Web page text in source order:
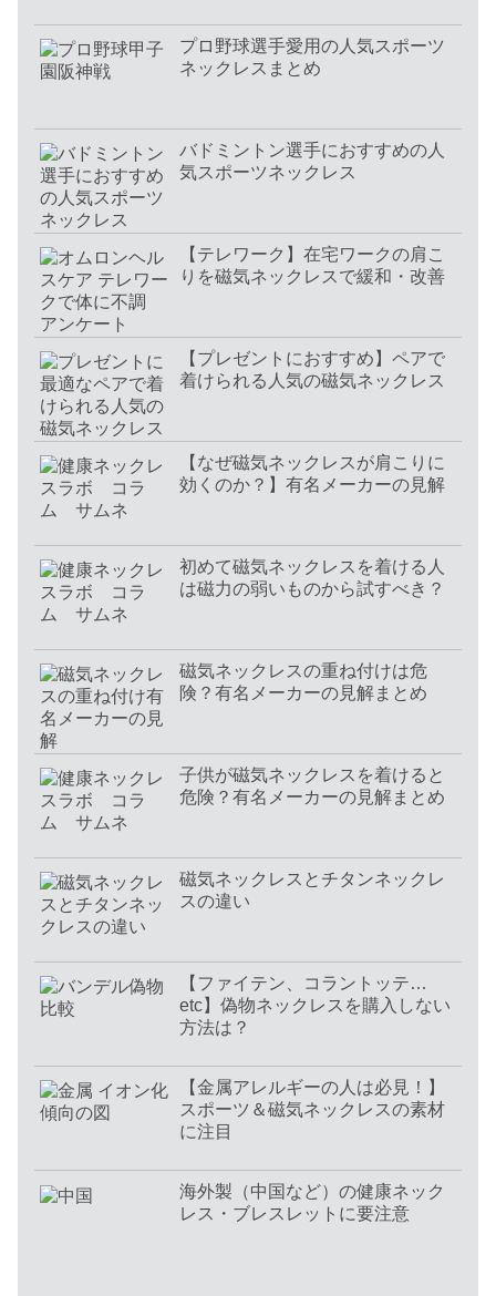
プロ野球選手愛用の人気スポーツ
ネックレスまとめ
バドミントン選手におすすめの人
気スポーツネックレス
【テレワーク】在宅ワークの肩こ
りを磁気ネックレスで緩和・改善
【プレゼントにおすすめ】ペアで
着けられる人気の磁気ネックレス
【なぜ磁気ネックレスが肩こりに
効くのか？】有名メーカーの見解
初めて磁気ネックレスを着ける人
は磁力の弱いものから試すべき？
磁気ネックレスの重ね付けは危
険？有名メーカーの見解まとめ
子供が磁気ネックレスを着けると
危険？有名メーカーの見解まとめ
磁気ネックレスとチタンネックレ
スの違い
【ファイテン、コラントッテ…
etc】偽物ネックレスを購入しない
方法は？
【金属アレルギーの人は必見！】
スポーツ＆磁気ネックレスの素材
に注目
海外製（中国など）の健康ネック
レス・ブレスレットに要注意